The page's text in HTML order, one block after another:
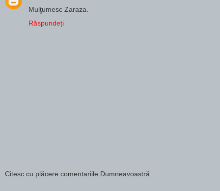
Mulţumesc Zaraza.
Răspundeți
Citesc cu plăcere comentariile Dumneavoastră.